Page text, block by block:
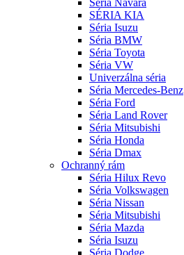
Séria Navara
SÉRIA KIA
Séria Isuzu
Séria BMW
Séria Toyota
Séria VW
Univerzálna séria
Séria Mercedes-Benz
Séria Ford
Séria Land Rover
Séria Mitsubishi
Séria Honda
Séria Dmax
Ochranný rám
Séria Hilux Revo
Séria Volkswagen
Séria Nissan
Séria Mitsubishi
Séria Mazda
Séria Isuzu
Séria Dodge